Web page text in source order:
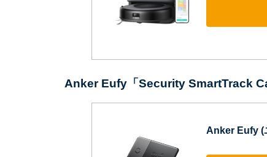
Anker Eufy「‎Security SmartTrack
Anker Eufy (